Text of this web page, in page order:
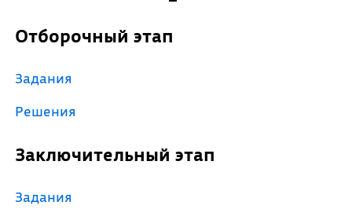
Отборочный этап
Задания
Решения
Заключительный этап
Задания